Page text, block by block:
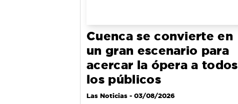
Cuenca se convierte en
un gran escenario para
acercar la ópera a todos
los públicos
Las Noticias - 03/08/2026